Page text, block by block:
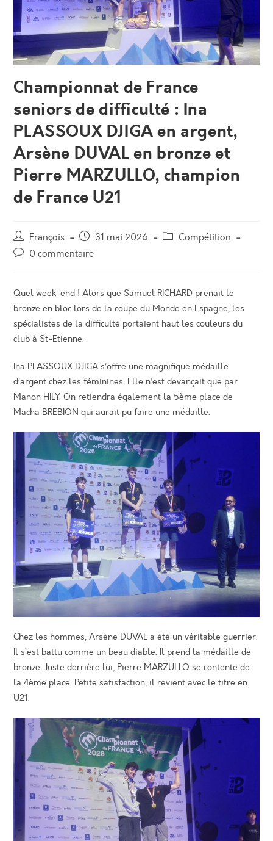
Championnat de France
seniors de difficulté : Ina
PLASSOUX DJIGA en argent,
Arsène DUVAL en bronze et
Pierre MARZULLO, champion
de France U21
Auteur/autrice
de
François
Post
published:
31 mai 2026
PostCompétition
Post 0 commentaire
Quel week-end ! Alors que Samuel RICHARD prenait le
bronze en bloc lors de la coupe du Monde en Espagne, les
spécialistes de la difficulté portaient haut les couleurs du
club à St-Etienne.
Ina PLASSOUX DJIGA s’offre une magnifique médaille
d’argent chez les féminines. Elle n’est devançait que par
Manon HILY. On retiendra également la 5ème place de
Macha BREBION qui aurait pu faire une médaille.
Chez les hommes, Arsène DUVAL a été un véritable guerrier.
Il s’est battu comme un beau diable. Il prend la médaille de
bronze. Juste derrière lui, Pierre MARZULLO se contente de
la 4ème place. Petite satisfaction, il revient avec le titre en
U21.